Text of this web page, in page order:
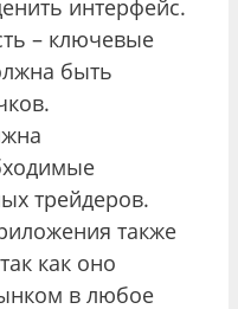
интерфейс.
– ключевые
быть
трейдеров.
также
как оно
в любое